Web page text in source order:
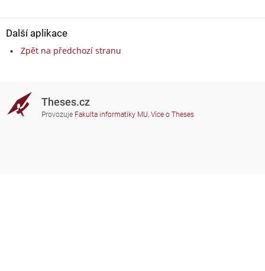
Další aplikace
Zpět na předchozí stranu
Theses.cz
Provozuje Fakulta informatiky MU, Více o Theses